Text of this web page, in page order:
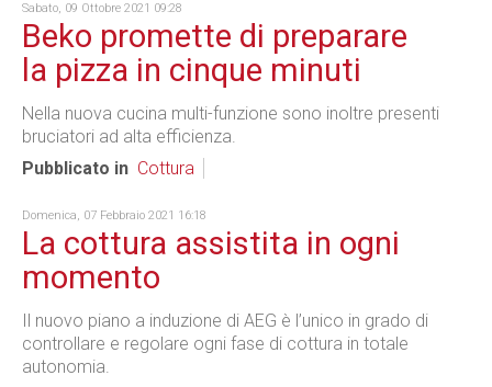
Sabato, 09 Ottobre 2021 09:28
Beko promette di preparare
la pizza in cinque minuti
Nella nuova cucina multi-funzione sono inoltre presenti
bruciatori ad alta efficienza.
Pubblicato in Cottura
Domenica, 07 Febbraio 2021 16:18
La cottura assistita in ogni
momento
Il nuovo piano a induzione di AEG è l’unico in grado di
controllare e regolare ogni fase di cottura in totale
autonomia.